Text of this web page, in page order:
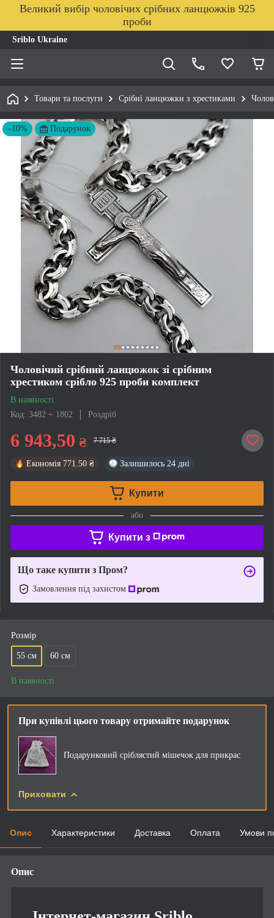
Великий вибір чоловічих срібних ланцюжків 925
проби
Sriblo Ukraine
Товари та послуги Срібні ланцюжки з хрестиками
–10% Подарунок
Чоловічий срібний ланцюжок зі срібним
хрестиком срібло 925 проби комплект
В наявності
Код: 3482 + 1802
Роздріб
6 943,50 ₴ 7 715 ₴
Економія 771.50 ₴ Залишилось 24 дні
Купити
або
Купити з
Що таке купити з Пром?
Замовлення під захистом
Розмір
55 см 60 см
В наявності
При купівлі цього товару отримайте подарунок
Подарунковий сріблястий мішечок для прикрас
Приховати
Опис Характеристики Доставка Оплата Умови
Опис